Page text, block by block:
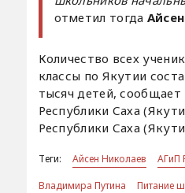
отметил тогда
Количество всех
классы по Якутии
тысяч детей, сообщает
Республики Саха
Республики Саха
Теги: Айсен Николаев
АГиП
Владимира Путина
Питание